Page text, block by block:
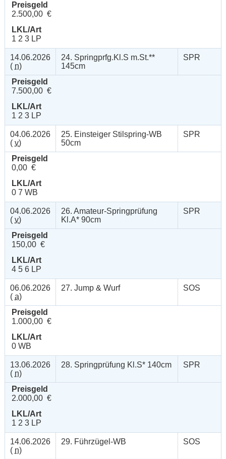
Preisgeld
2.500,00 €
LKL/Art
1 2 3 LP
14.06.2026
( n)
24. Springprfg.Kl.S m.St.**
145cm
SPR
Preisgeld
7.500,00 €
LKL/Art
1 2 3 LP
04.06.2026
( v)
25. Einsteiger Stilspring-WB
50cm
SPR
Preisgeld
0,00 €
LKL/Art
0 7 WB
04.06.2026
( v)
26. Amateur-Springprüfung
Kl.A* 90cm
SPR
Preisgeld
150,00 €
LKL/Art
4 5 6 LP
06.06.2026
( a)
27. Jump & Wurf SOS
Preisgeld
1.000,00 €
LKL/Art
0 WB
13.06.2026
( n)
28. Springprüfung Kl.S* 140cm SPR
Preisgeld
2.000,00 €
LKL/Art
1 2 3 LP
14.06.2026
( n)
29. Führzügel-WB SOS